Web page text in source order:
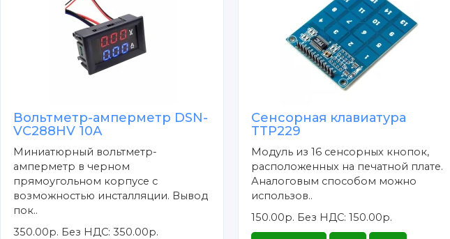
Вольтметр-амперметр DSN-
VC288HV 10А
Миниатюрный вольтметр-
амперметр в черном
прямоугольном корпусе с
возможностью инсталляции. Вывод
пок..
350.00р. Без НДС: 350.00р.
Сенсорная клавиатура
TTP229
Модуль из 16 сенсорных кнопок,
расположенных на печатной плате.
Аналоговым способом можно
использов..
150.00р. Без НДС: 150.00р.